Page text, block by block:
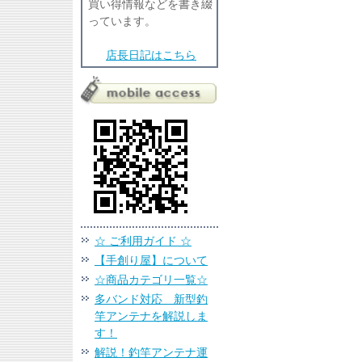
買い得情報などを書き綴
っています。
店長日記はこちら
☆ ご利用ガイド ☆
【手創り屋】について
☆商品カテゴリ一覧☆
多バンド対応 新型釣
竿アンテナを解説しま
す！
解説！釣竿アンテナ運